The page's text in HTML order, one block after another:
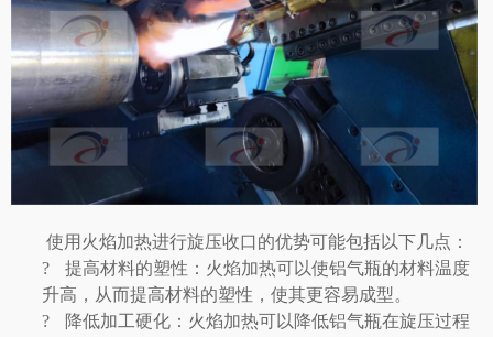
使用 火焰加热进行旋压收口的优势可能包括以下几点：
? 提高材料的塑性： 火焰加热可以使铝气瓶的材料温度
升高，从而提高材料的塑性，使其更容易成型。
?
降低加工硬化： 火焰加热可以降低铝气瓶在旋压过程